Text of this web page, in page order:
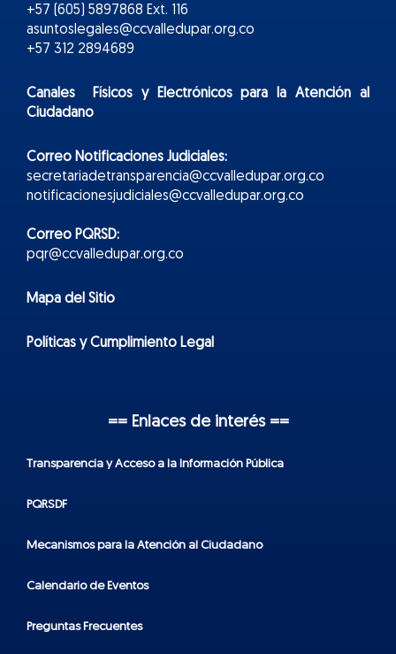
+57 (605) 5897868 Ext. 116
asuntoslegales@ccvalledupar.org.co
+57 312 2894689
Canales Físicos yElectrónicospara la Atención al
Ciudadano
Correo Notificaciones Judiciales:
secretariadetransparencia@ccvalledupar.org.co
notificacionesjudiciales@ccvalledupar.org.co
Correo PQRSD:
pqr@ccvalledupar.org.co
Mapa del Sitio
Políticas y Cumplimiento Legal
== Enlaces de interés ==
Transparencia y Acceso a la Información Pública
PQRSDF
Mecanismos para la Atención al Ciudadano
Calendario de Eventos
Preguntas Frecuentes